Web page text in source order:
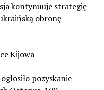
kontynuuje strategię
obronę
Kijowa
pozyskanie